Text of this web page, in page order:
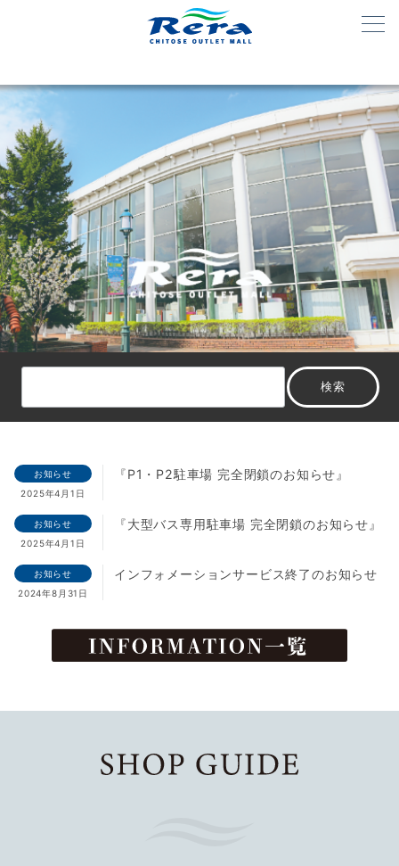
検索
お知らせ
2025年4月1日
『P1・P2駐車場 完全閉鎖のお知らせ』
お知らせ
2025年4月1日
『大型バス専用駐車場 完全閉鎖のお知らせ』
お知らせ
2024年8月31日
インフォメーションサービス終了のお知らせ